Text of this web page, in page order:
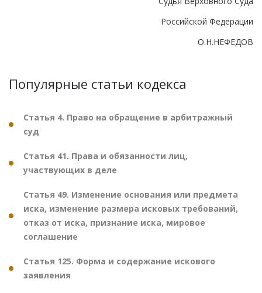
Российской Федерации
О.Н.НЕФЕДОВ
Популярные статьи кодекса
Статья 4. Право на обращение в арбитражный
суд
Статья 41. Права и обязанности лиц,
участвующих в деле
Статья 49. Изменение основания или предмета
иска, изменение размера исковых требований,
отказ от иска, признание иска, мировое
соглашение
Статья 125. Форма и содержание искового
заявления